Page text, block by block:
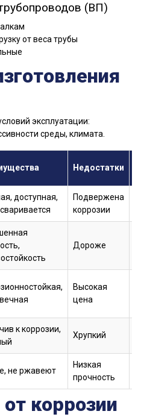
(ВП)
от веса трубы
эксплуатации:
среды, климата.
Недостатки
доступная,
Подвержена
коррозии
Дороже
Высокая
цена
к коррозии,
Хрупкий
не ржавеют
Низкая
прочность
коррозии